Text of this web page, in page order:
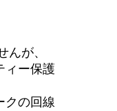
が、
ィー保護
クの回線